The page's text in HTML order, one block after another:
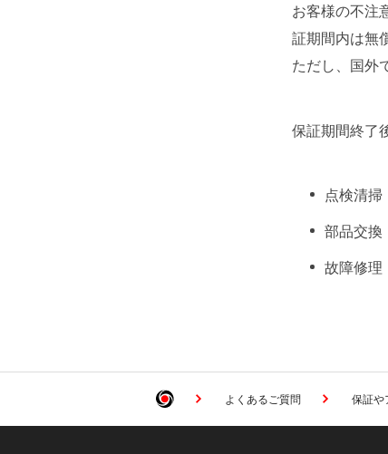
お客様の不注
証期間内は無
ただし、国外
保証期間終了
点検清掃
部品交換
故障修理
よくあるご質問 保証や